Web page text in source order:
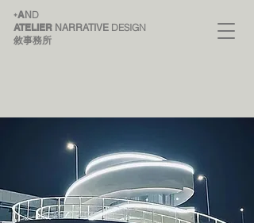
+AN D
ATELIER NARRATIVE DESIGN
敘事務所